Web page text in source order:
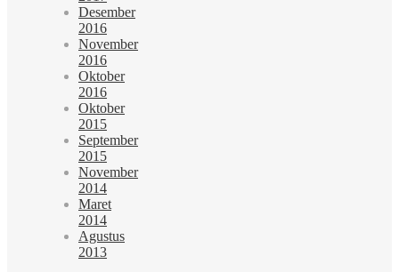
Desember
2016
November
2016
Oktober
2016
Oktober
2015
September
2015
November
2014
Maret
2014
Agustus
2013